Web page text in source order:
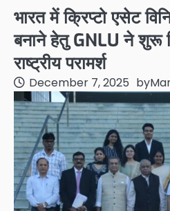
भारत में क्रिप्टो एसेट
बनाने हेतु GNLU ने शुरू
राष्ट्रीय परामर्श
December 7, 2025 by